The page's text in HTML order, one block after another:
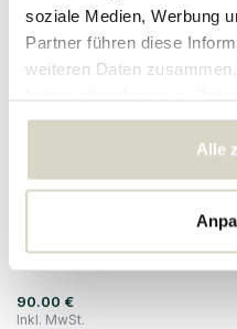
soziale Medien, Werbung
Partner führen diese
weiteren Daten
gesammelt haben.
Alle
FU-010
90.00 €
Inkl. MwSt.